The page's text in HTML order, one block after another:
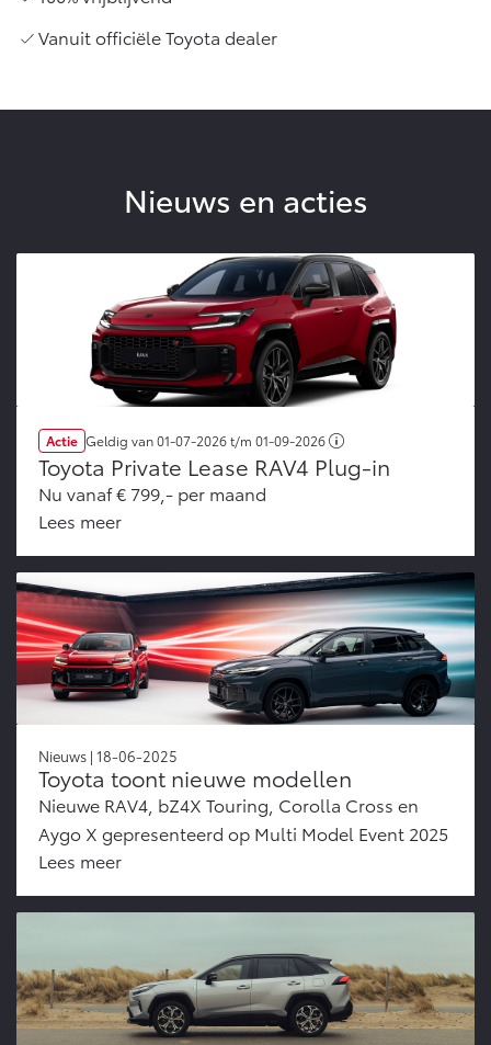
Vanuit officiële Toyota dealer
Nieuws en acties
Actie Geldig van01-07-2026t/m 01-09-2026
Toyota Private Lease RAV4 Plug-in
Nu vanaf € 799,- per maand
Lees meer
Nieuws | 18-06-2025
Toyota toont nieuwe modellen
Nieuwe RAV4, bZ4X Touring, Corolla Cross en
Aygo X gepresenteerd op Multi Model Event 2025
Lees meer